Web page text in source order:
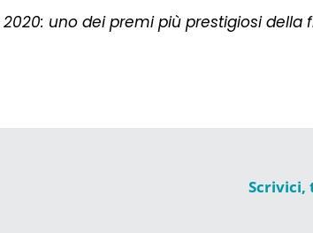
2020: uno dei premi più prestigiosi della
Scrivici,